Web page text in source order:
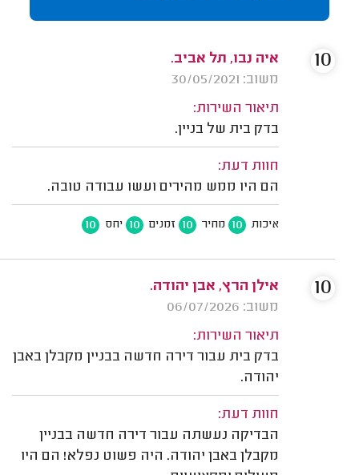
איה נבו, תל אביב.
משוב: 30/05/2021
תיאור השירות:
בדק בית של בניין.
חוות דעת:
הם היו ממש מהירים ועשו עבודה טובה.
איכות 10 מחיר 10 זמנים 10 יחס 10
10
אילן הרץ, אבן יהודה.
משוב: 06/07/2026
תיאור השירות:
בדק בית עבור דירה חדשה בבניין מקבלן באבן
יהודה.
חוות דעת:
הבדיקה נעשתה עבור דירה חדשה בבניין
מקבלן באבן יהודה. היה פשוט נפלא! הם היו
10